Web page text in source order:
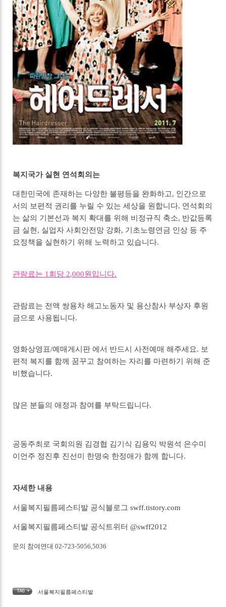
복지국가 실현 연석회의는
대한민국에 존재하는 다양한 불평등을 완화하고, 인간으로
서의 보편적 권리를 누릴 수 있는 세상을 원합니다. 연석회의
는 삶의 기본선과 복지 확대를 위해 비정규직 축소, 반값등록
금 실현, 실업자 사회안전망 강화, 기초노령연금 인상 등 주
요정책을 실현하기 위해 노력하고 있습니다.
관람료는 1회당 2,000원입니다.
관람료는 전액 쌍용차 해고노동자 및 용산참사 부상자 후원
금으로 사용됩니다.
영화상영표/예매게시판 에서 반드시 사전예매 해주세요. 보
편적 복지를 함께 꿈꾸고 참여하는 자리를 마련하기 위해 준
비했습니다.
많은 분들의 애정과 참여를 부탁드립니다.
공동주최로 국회의원 김경협 김기식 김용익 박원석 은수미
이언주 정진후 진선미 한명숙 한정애가 함께 합니다.
자세한 내용
서울복지필름페스티발 공식블로그 swff.tistory.com
서울복지필름페스티발 공식트위터 @swff2012
문의 참여연대 02-723-5056,5036
TAG • 서울복지필름페스티발